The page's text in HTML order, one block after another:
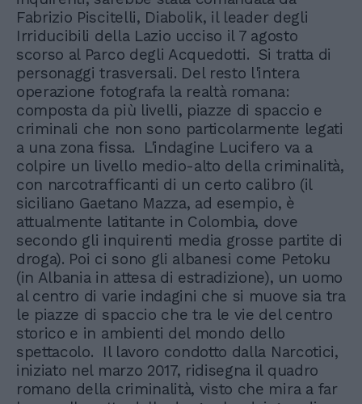
Fabrizio Piscitelli, Diabolik, il leader degli
Irriducibili della Lazio ucciso il 7 agosto
scorso al Parco degli Acquedotti. Si tratta di
personaggi trasversali. Del resto l'intera
operazione fotografa la realtà romana:
composta da più livelli, piazze di spaccio e
criminali che non sono particolarmente legati
a una zona fissa. L'indagine Lucifero va a
colpire un livello medio-alto della criminalità,
con narcotrafficanti di un certo calibro (il
siciliano Gaetano Mazza, ad esempio, è
attualmente latitante in Colombia, dove
secondo gli inquirenti media grosse partite di
droga). Poi ci sono gli albanesi come Petoku
(in Albania in attesa di estradizione), un uomo
al centro di varie indagini che si muove sia tra
le piazze di spaccio che tra le vie del centro
storico e in ambienti del mondo dello
spettacolo. Il lavoro condotto dalla Narcotici,
iniziato nel marzo 2017, ridisegna il quadro
romano della criminalità, visto che mira a far